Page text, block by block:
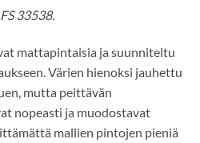
33538.
mattapintaisia ja suunniteltu
Värien hienoksi jauhettu
mutta peittävän
nopeasti ja muodostavat
mallien pintojen pieniä